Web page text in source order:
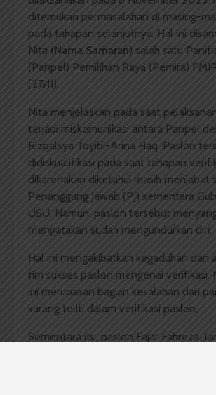
ditemukan permasalahan di masing-
pada tahapan selanjutnya. Hal ini
Nita (Nama Samaran) salah satu
(Panpel) Pemilihan Raya (Pemira)
(27/11).
Nita menjelaskan pada saat
terjadi miskomunikasi antara Panpel
Rizqalsya Toyibi-Arina Haq. Paslon
didiskualifikasi pada saat tahapan
dikarenakan diketahui masih menjabat
Penanggung Jawab (PJ) sementara
USU. Namun, paslon tersebut
mengatakan sudah mengundurkan diri.
Hal ini mengakibatkan kegaduhan dan
tim sukses paslon mengenai verifikasi.
ini merupakan bagian kesalahan dari
kurang teliti dalam verifikasi paslon,
Sementara itu, paslon Fajar Fahreza